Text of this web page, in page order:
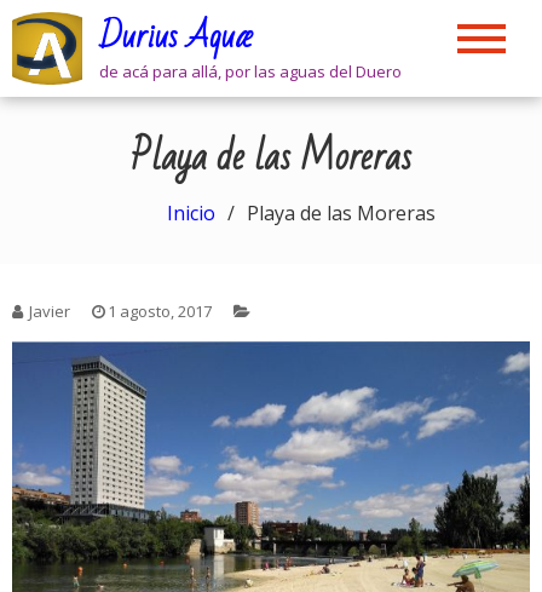
Skip
content
Durius Aquæ
de acá para allá, por las aguas del Duero
Playa de las Moreras
Inicio Playa de las Moreras
Javier 1 agosto, 2017